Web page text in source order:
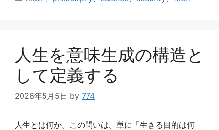
人生を意味生成の構造と
して定義する
2026年5月5日 by 774
人生とは何か。この問いは、単に「生きる目的は何